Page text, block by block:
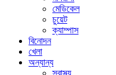
মেডিকেল
চুয়েট
ক্যাম্পাস
বিনোদন
খেলা
অন্যান্য
স্বাস্থ্য